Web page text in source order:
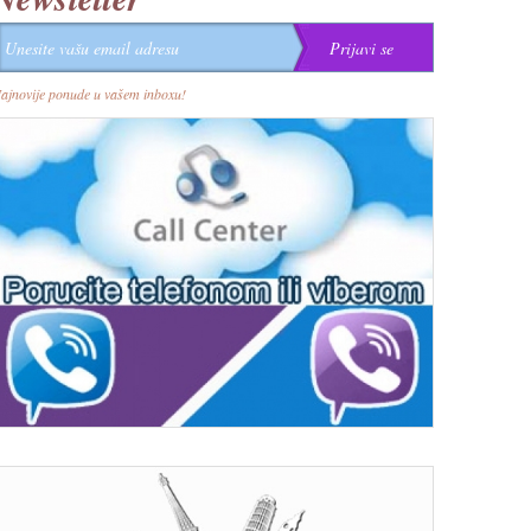
ponude u vašem inboxu!